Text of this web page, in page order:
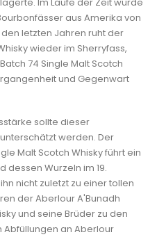
aus Amerika von
letzten Jahren ruht der
wieder im Sherryfass,
74 Single Malt Scotch
und Gegenwart
sollte dieser
werden. Der
Malt Scotch Whisky führt ein
dessen Wurzeln im 19.
nicht zuletzt zu einer tollen
der Aberlour A'Bunadh
und seine Brüder zu den
an Aberlour